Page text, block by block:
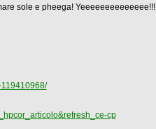
sole e pheega! Yeeeeeeeeeeeeee!!!
cp